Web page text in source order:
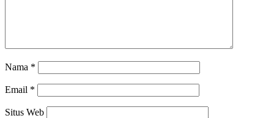
Nama *
Email *
Situs Web